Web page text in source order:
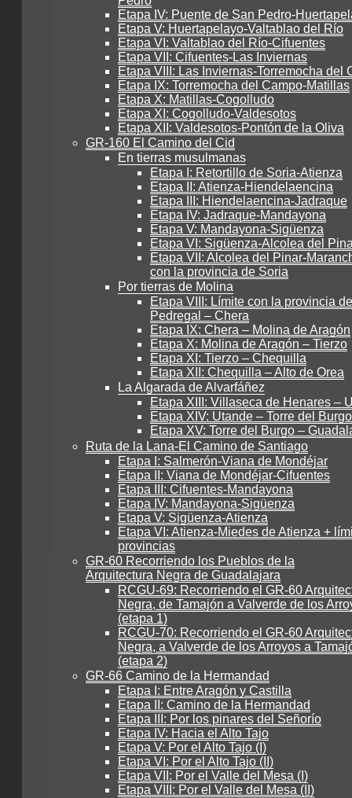
Etapa IV: Puente de San Pedro-
Etapa V: Huertapelayo-Valtablao del Río
Etapa VI: Valtablao del Río-Cifuentes
Etapa VII: Cifuentes-Las Inviernas
Etapa VIII: Las Inviernas-Torremocha del
Etapa IX: Torremocha del Campo-Matillas
Etapa X: Matillas-Cogolludo
Etapa XI: Cogolludo-Valdesotos
Etapa XII: Valdesotos-Pontón de la Oliva
GR-160 El Camino del Cid
En tierras musulmanas
Etapa I: Retortillo de Soria-Atienza
Etapa II: Atienza-Hiendelaencina
Etapa III: Hiendelaencina-Jadraque
Etapa IV: Jadraque-Mandayona
Etapa V: Mandayona-Sigüenza
Etapa VI: Sigüenza-Alcolea del
Etapa VII: Alcolea del Pinar-
con la provincia de Soria
Por tierras de Molina
Etapa VIII: Límite con la provincia
Pedregal – Chera
Etapa IX: Chera – Molina de Aragón
Etapa X: Molina de Aragón – Tierzo
Etapa XI: Tierzo – Chequilla
Etapa XII: Chequilla – Alto de Orea
La Algarada de Alvarfáñez
Etapa XIII: Villaseca de Henares –
Etapa XIV: Utande – Torre del Burgo
Etapa XV: Torre del Burgo –
Ruta de la Lana-El Camino de Santiago
Etapa I: Salmerón-Viana de Mondéjar
Etapa II: Viana de Mondéjar-Cifuentes
Etapa III: Cifuentes-Mandayona
Etapa IV: Mandayona-Sigüenza
Etapa V: Sigüenza-Atienza
Etapa VI: Atienza-Miedes de Atienza +
provincias
GR-60 Recorriendo los Pueblos de la
Arquitectura Negra de Guadalajara
RCGU-69: Recorriendo el GR-60
Negra, de Tamajón a Valverde de los
(etapa 1)
RCGU-70: Recorriendo el GR-60
Negra, a Valverde de los Arroyos a
(etapa 2)
GR-66 Camino de la Hermandad
Etapa I: Entre Aragón y Castilla
Etapa II: Camino de la Hermandad
Etapa III: Por los pinares del Señorío
Etapa IV: Hacia el Alto Tajo
Etapa V: Por el Alto Tajo (I)
Etapa VI: Por el Alto Tajo (II)
Etapa VII: Por el Valle del Mesa (I)
Etapa VIII: Por el Valle del Mesa (II)